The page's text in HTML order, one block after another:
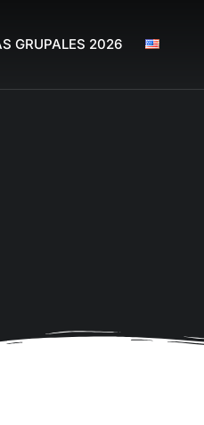
GRUPALES 2026